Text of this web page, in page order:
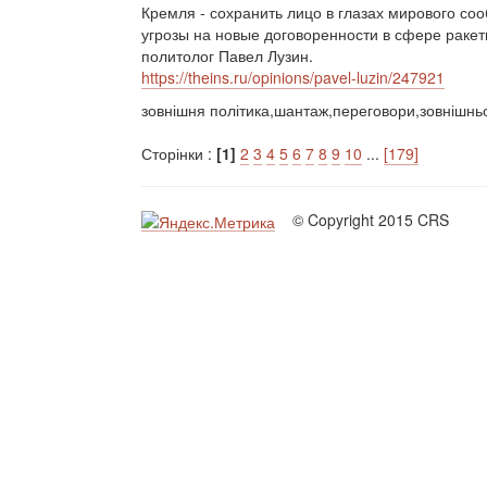
Кремля - сохранить лицо в глазах мирового
угрозы на новые договоренности в сфере
политолог Павел Лузин.
https://theins.ru/opinions/pavel-luzin/247921
зовнішня
Сторінки : [1] 2 3 4 5 6 7 8 9 10 ... [179]
© Copyright 2015 CRS